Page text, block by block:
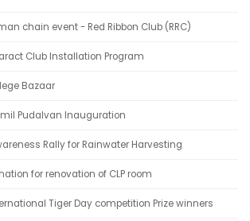
chain event - Red Ribbon Club (RRC)
Club Installation Program
Bazaar
Pudalvan Inauguration
Rally for Rainwater Harvesting
for renovation of CLP room
Tiger Day competition Prize winners